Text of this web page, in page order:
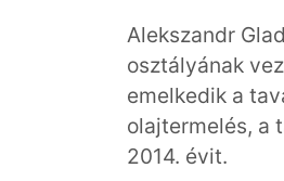
Alekszandr
osztályának
emelkedik a
olajtermelés, a
2014. évit.